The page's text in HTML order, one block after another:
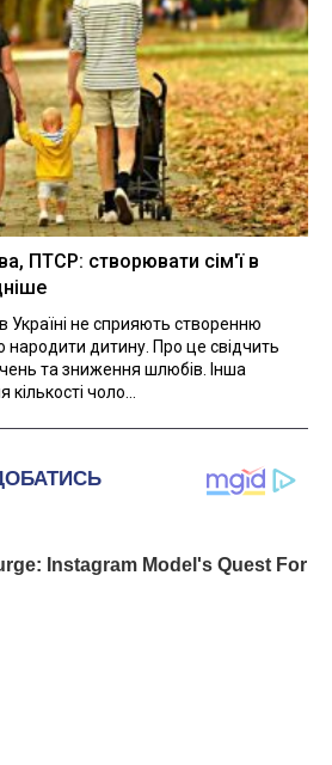
ПТСР: створювати сім'ї в
в Україні не сприяють створенню
народити дитину. Про це свідчить
та зниження шлюбів. Інша
чоло...